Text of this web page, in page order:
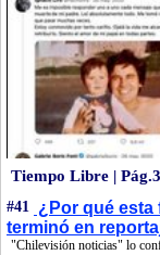
Tiempo Libre |
#41 ¿Por qué
terminó en
"Chilevisión noticias" lo